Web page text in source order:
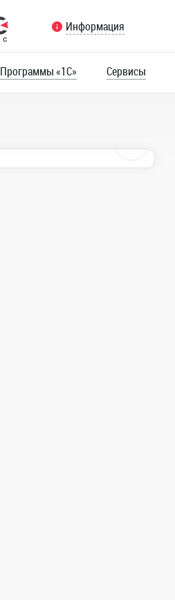
Информация
Программы «1С» Сервисы